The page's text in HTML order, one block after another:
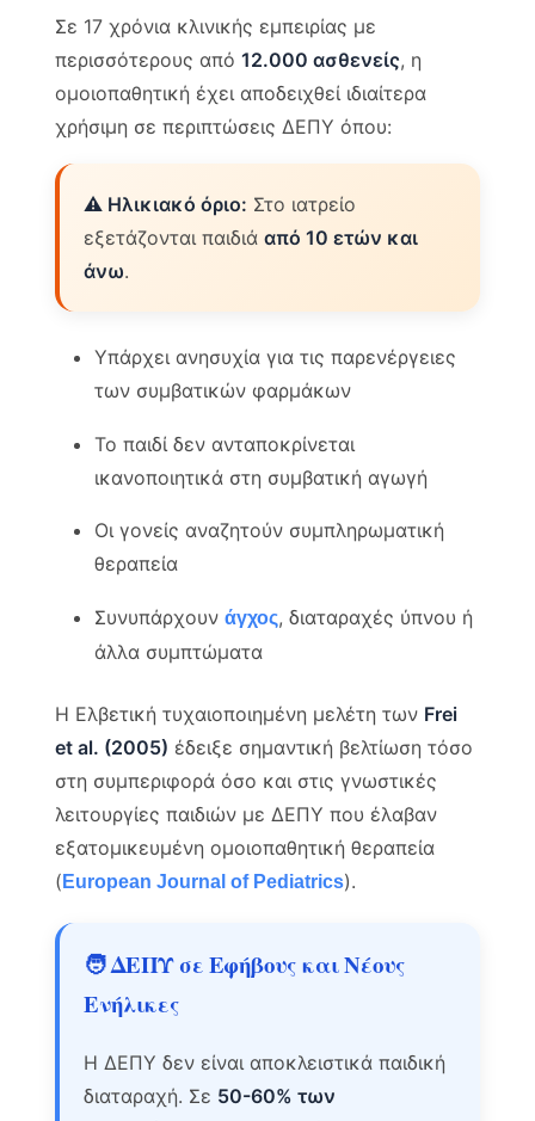
Σε 17 χρόνια κλινικής εμπειρίας με
περισσότερους από12.000 ασθενείς, η
ομοιοπαθητική έχει αποδειχθεί ιδιαίτερα
χρήσιμη σε περιπτώσεις ΔΕΠΥ όπου:
⚠️ Ηλικιακό όριο: Στο ιατρείο
εξετάζονται παιδιάαπό 10 ετών και
άνω.
Υπάρχει ανησυχία για τις παρενέργειες
των συμβατικών φαρμάκων
Το παιδί δεν ανταποκρίνεται
ικανοποιητικά στη συμβατική αγωγή
Οι γονείς αναζητούν συμπληρωματική
θεραπεία
Συνυπάρχουνάγχος, διαταραχές ύπνου ή
άλλα συμπτώματα
Η Ελβετική τυχαιοποιημένη μελέτη των Frei
et al. (2005) έδειξε σημαντική βελτίωση τόσο
στη συμπεριφορά όσο και στις γνωστικές
λειτουργίες παιδιών με ΔΕΠΥ που έλαβαν
εξατομικευμένη ομοιοπαθητική θεραπεία
( European Journal of Pediatrics).
🧑 ΔΕΠΥ σε Εφήβους και Νέους
Ενήλικες
Η ΔΕΠΥ δεν είναι αποκλειστικά παιδική
διαταραχή. Σε 50-60% των